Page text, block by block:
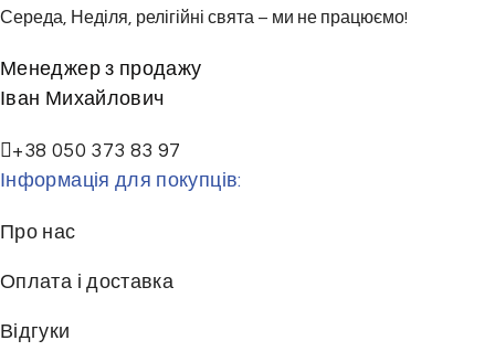
Середа, Неділя, релігійні свята – ми не працюємо!
Менеджер з продажу
Іван Михайлович
+38 050 373 83 97
Інформація для покупців:
Про нас
Оплата і доставка
Відгуки